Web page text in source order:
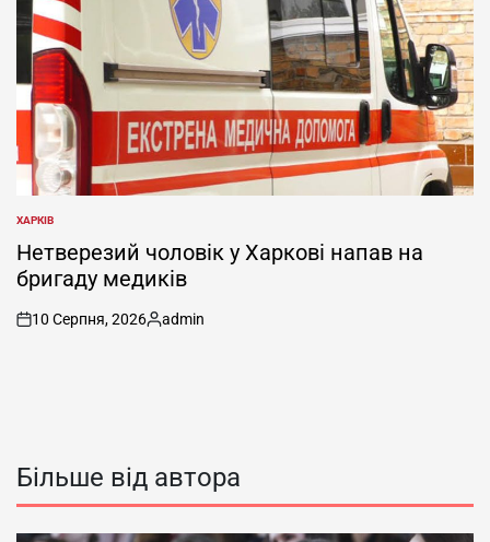
ОПУБЛІКУВАТИ
У
ХАРКІВ
Нетверезий чоловік у Харкові напав на
бригаду медиків
on
10 Серпня, 2026
Опубліковано
admin
Більше від автора